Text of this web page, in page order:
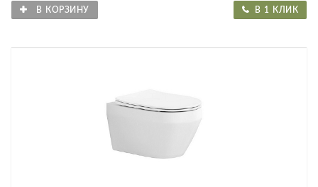
В КОРЗИНУ В 1 КЛИК